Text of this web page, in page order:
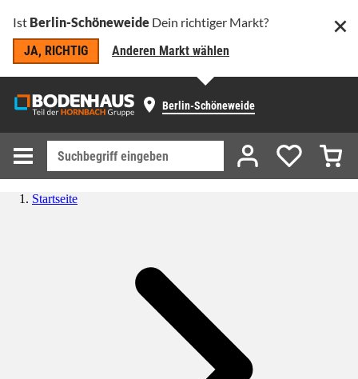
Ist Berlin-Schöneweide Dein richtiger Markt?
JA, RICHTIG
Anderen Markt wählen
Berlin-Schöneweide
Startseite